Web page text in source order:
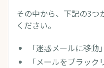
その中から、下記の3つ
ください。
「迷惑メールに移動」
「メールをブラッ